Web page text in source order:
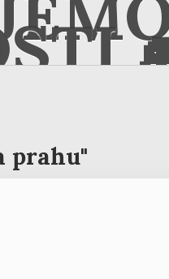
prahu"